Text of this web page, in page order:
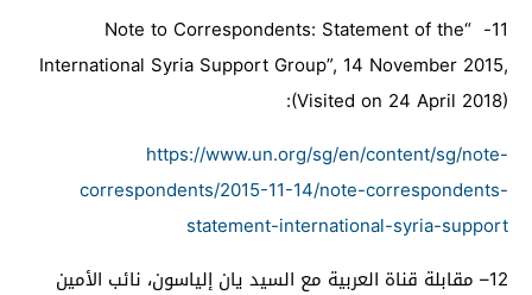
11-
“
Note to Correspondents: Statement of the
International Syria Support Group”, 14 November 2015,
(Visited on 24 April 2018)
:
https://www.un.org/sg/en/content/sg/note-
correspondents/2015-11-14/note-correspondents-
statement-international-syria-support
12– مقابلة قناة العربية مع السيد يان إلياسون، نائب الأمين